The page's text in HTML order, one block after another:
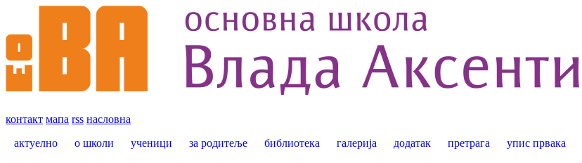
контакт мапа rss насловна
актуелно
о школи ученици за родитеље библиотека галерија додатак претрага упис првака